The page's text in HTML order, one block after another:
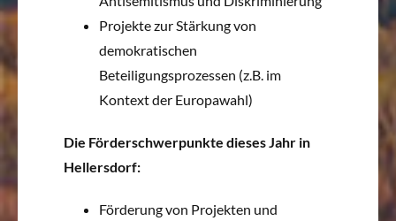
Projekte zur Stärkung von
demokratischen
Beteiligungsprozessen (z.B. im
Kontext der Europawahl)
Die Förderschwerpunkte dieses Jahr in
Hellersdorf:
Förderung von Projekten und